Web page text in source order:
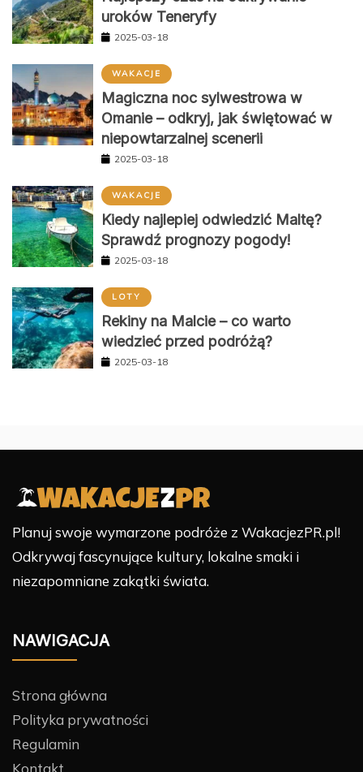
2025-03-18
Magiczna noc sylwestrowa w
Omanie – odkryj, jak świętować w
niepowtarzalnej scenerii
2025-03-18
Kiedy najlepiej odwiedzić Maltę?
Sprawdź prognozy pogody!
2025-03-18
Rekiny na Malcie – co warto
wiedzieć przed podróżą?
2025-03-18
Planuj swoje wymarzone podróże z WakacjezPR.pl!
Odkrywaj fascynujące kultury, lokalne smaki i
niezapomniane zakątki świata.
Polityka prywatności
Regulamin
Kontakt